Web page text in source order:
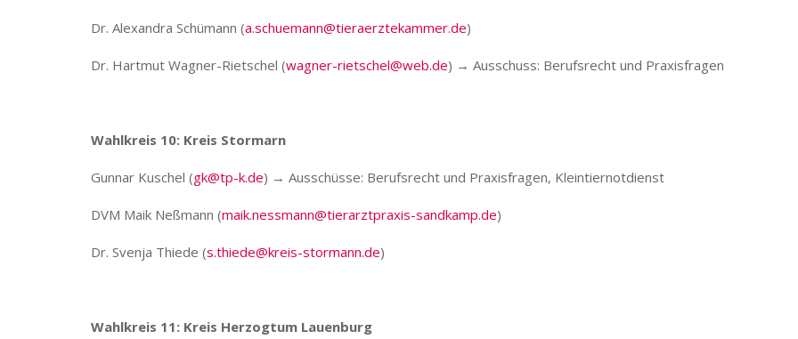
Dr. Alexandra Schümann (a.schuemann@tieraerztekammer.de)
Dr. Hartmut Wagner-Rietschel (wagner-rietschel@web.de) → Ausschuss: Berufsrecht und Praxisfragen
Wahlkreis 10: Kreis Stormarn
Gunnar Kuschel (gk@tp-k.de) → Ausschüsse: Berufsrecht und Praxisfragen, Kleintiernotdienst
DVM Maik Neßmann (maik.nessmann@tierarztpraxis-sandkamp.de)
Dr. Svenja Thiede (s.thiede@kreis-stormann.de)
Wahlkreis 11: Kreis Herzogtum Lauenburg